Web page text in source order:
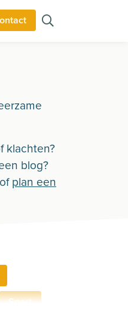
klachten?
blog?
ofplan een
Sport